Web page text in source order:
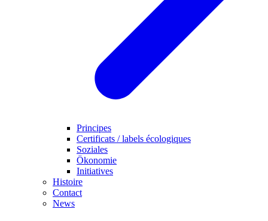
Principes
Certificats / labels écologiques
Soziales
Ökonomie
Initiatives
Histoire
Contact
News